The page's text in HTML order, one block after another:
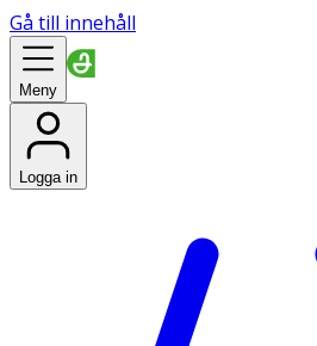
Gå till innehåll
Meny
Logga in